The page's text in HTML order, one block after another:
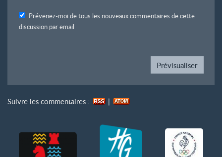
Prévenez-moi de tous les nouveaux commentaires de cette
discussion par email
Suivre les commentaires : |